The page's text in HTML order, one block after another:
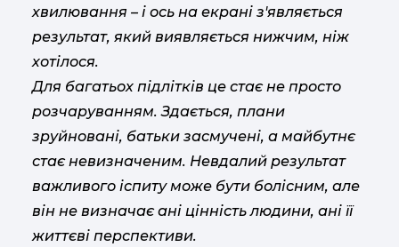
хвилювання – і ось на екрані з'являється
результат, який виявляється нижчим, ніж
хотілося.
Для багатьох підлітків це стає не просто
розчаруванням. Здається, плани
зруйновані, батьки засмучені, а майбутнє
стає невизначеним. Невдалий результат
важливого іспиту може бути болісним, але
він не визначає ані цінність людини, ані її
життєві перспективи.